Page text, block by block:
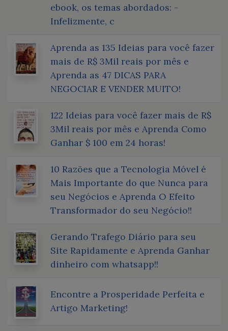
ebook, os temas abordados: -
Infelizmente, c
Aprenda as 135 Ideias para você fazer
mais de R$ 3Mil reais por mês e
Aprenda as 47 DICAS PARA
NEGOCIAR E VENDER MUITO!
122 Ideias para você fazer mais de R$
3Mil reais por mês e Aprenda Como
Ganhar $ 100 em 24 horas!
10 Razões que a Tecnologia Móvel é
Mais Importante do que Nunca para
seu Negócios e Aprenda O Efeito
Transformador do seu Negócio!!
Gerando Trafego Diário para seu
Site Rapidamente e Aprenda Ganhar
dinheiro com whatsapp!!
Encontre a Prosperidade Perfeita e
Artigo Marketing!